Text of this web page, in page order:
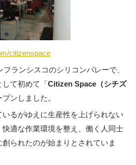
citizenspace
ランシスコのシリコンバレーで、
して初めて「Citizen Space（シチズ
プンしました。
るがゆえに生産性を上げられない
適な作業環境を整え、働く人同士
られたのが始まりとされていま